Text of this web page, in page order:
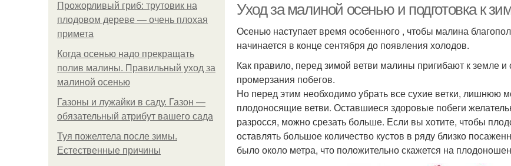
Прожорливый гриб: трутовик на
плодовом дереве — очень плохая
примета
Когда осенью надо прекращать
полив малины. Правильный уход за
малиной осенью
Газоны и лужайки в саду. Газон —
обязательный атрибут вашего сада
Туя пожелтела после зимы.
Естественные причины
Уход за малиной осенью и подготовка к
Осенью наступает время особенного , чтобы малина
начинается в конце сентября до появления холодов.
Как правило, перед зимой ветви малины пригибают к земле
промерзания побегов.
Но перед этим необходимо убрать все сухие ветки, лишнюю
плодоносящие ветви. Оставшиеся здоровые побеги
разросся, можно срезать больше. Если вы хотите, чтобы
оставлять большое количество кустов в ряду близко
было около метра, что положительно скажется на